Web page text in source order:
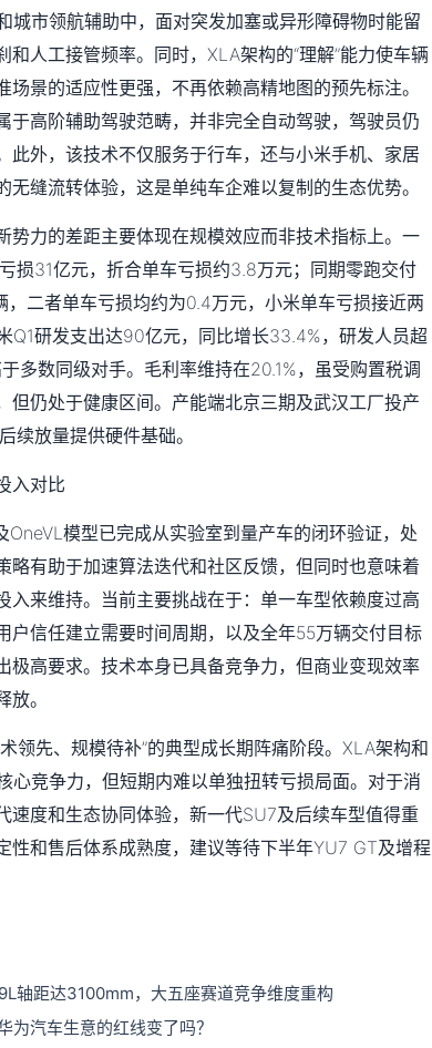
城市领航辅助中，面对突发加塞或异形障碍物时能留
和人工接管频率。同时，XLA架构的“理解”能力使车辆
景的适应性更强，不再依赖高精地图的预先标注。
于高阶辅助驾驶范畴，并非完全自动驾驶，驾驶员仍
此外，该技术不仅服务于行车，还与小米手机、家居
缝流转体验，这是单纯车企难以复制的生态优势。
势力的差距主要体现在规模效应而非技术指标上。一
损31亿元，折合单车亏损约3.8万元；同期零跑交付
二者单车亏损均约为0.4万元，小米单车亏损接近两
Q1研发支出达90亿元，同比增长33.4%，研发人员超
多数同级对手。毛利率维持在20.1%，虽受购置税调
但仍处于健康区间。产能端北京三期及武汉工厂投产
续放量提供硬件基础。
OneVL模型已完成从实验室到量产车的闭环验证，处
略有助于加速算法迭代和社区反馈，但同时也意味着
入来维持。当前主要挑战在于：单一车型依赖度过高
户信任建立需要时间周期，以及全年55万辆交付目标
极高要求。技术本身已具备竞争力，但商业变现效率
。
领先、规模待补”的典型成长期阵痛阶段。XLA架构和
心竞争力，但短期内难以单独扭转亏损局面。对于消
速度和生态协同体验，新一代SU7及后续车型值得重
性和售后体系成熟度，建议等待下半年YU7 GT及增程
轴距达3100mm，大五座赛道竞争维度重构
为汽车生意的红线变了吗？